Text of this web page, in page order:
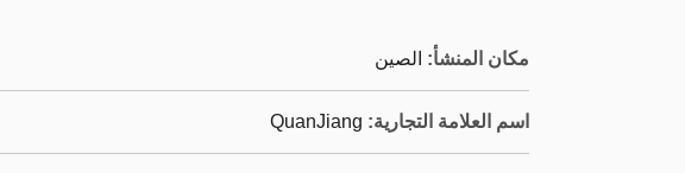
مكان المنشأ: الصين
اسم العلامة التجارية: QuanJiang